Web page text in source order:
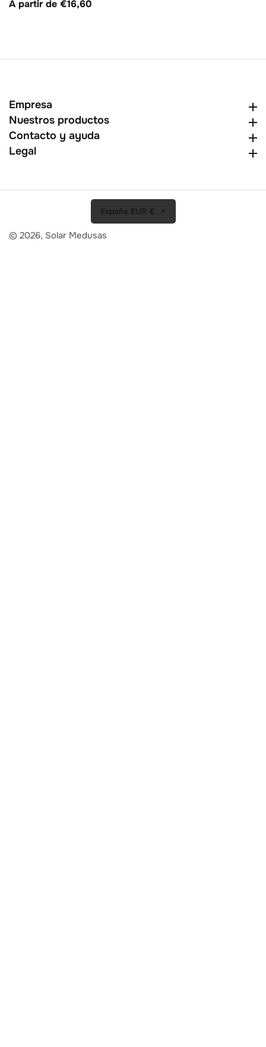
habitual de
A partir de €16,60
Empresa
Nuestros productosNuestros productos
Contacto y ayuda
Legal
© 2026, Solar Medusas
España EUR €